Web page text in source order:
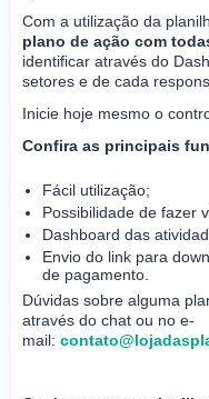
Com a utilização da
plano de ação com
identificar através do
setores e de cada
Inicie hoje mesmo o
Confira as principais
Fácil utilização;
Possibilidade de fazer
Dashboard das
Envio do link para
de pagamento.
Dúvidas sobre alguma
através do chat ou no e-
mail: